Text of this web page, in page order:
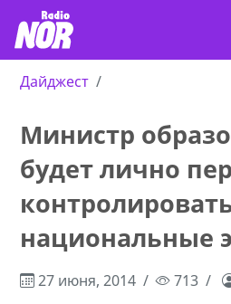
Дайджест
Министр
будет лично
национальные
27 июня, 2014 713